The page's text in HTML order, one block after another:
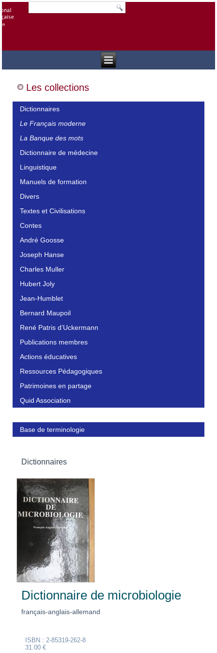
Les collections
Dictionnaires
Le Français moderne
La Banque des mots
Dictionnaire de médecine
Linguistique
Manuels de formation
Divers
Textes et Civilisations
Contes
André Goosse
Joseph Hanse
Charles Muller
Hubert Joly
Jean-Humblet
Bernard Maupoil
René Patris d’Uckermann
Publications membres
Actions éducatives
Ressources Pédagogiques
Patrimoines en partage
Quid Association
Base de terminologie
Dictionnaires
Dictionnaire de microbiologie
français-anglais-allemand
ISBN : 2-85319-262-8
31.00 €